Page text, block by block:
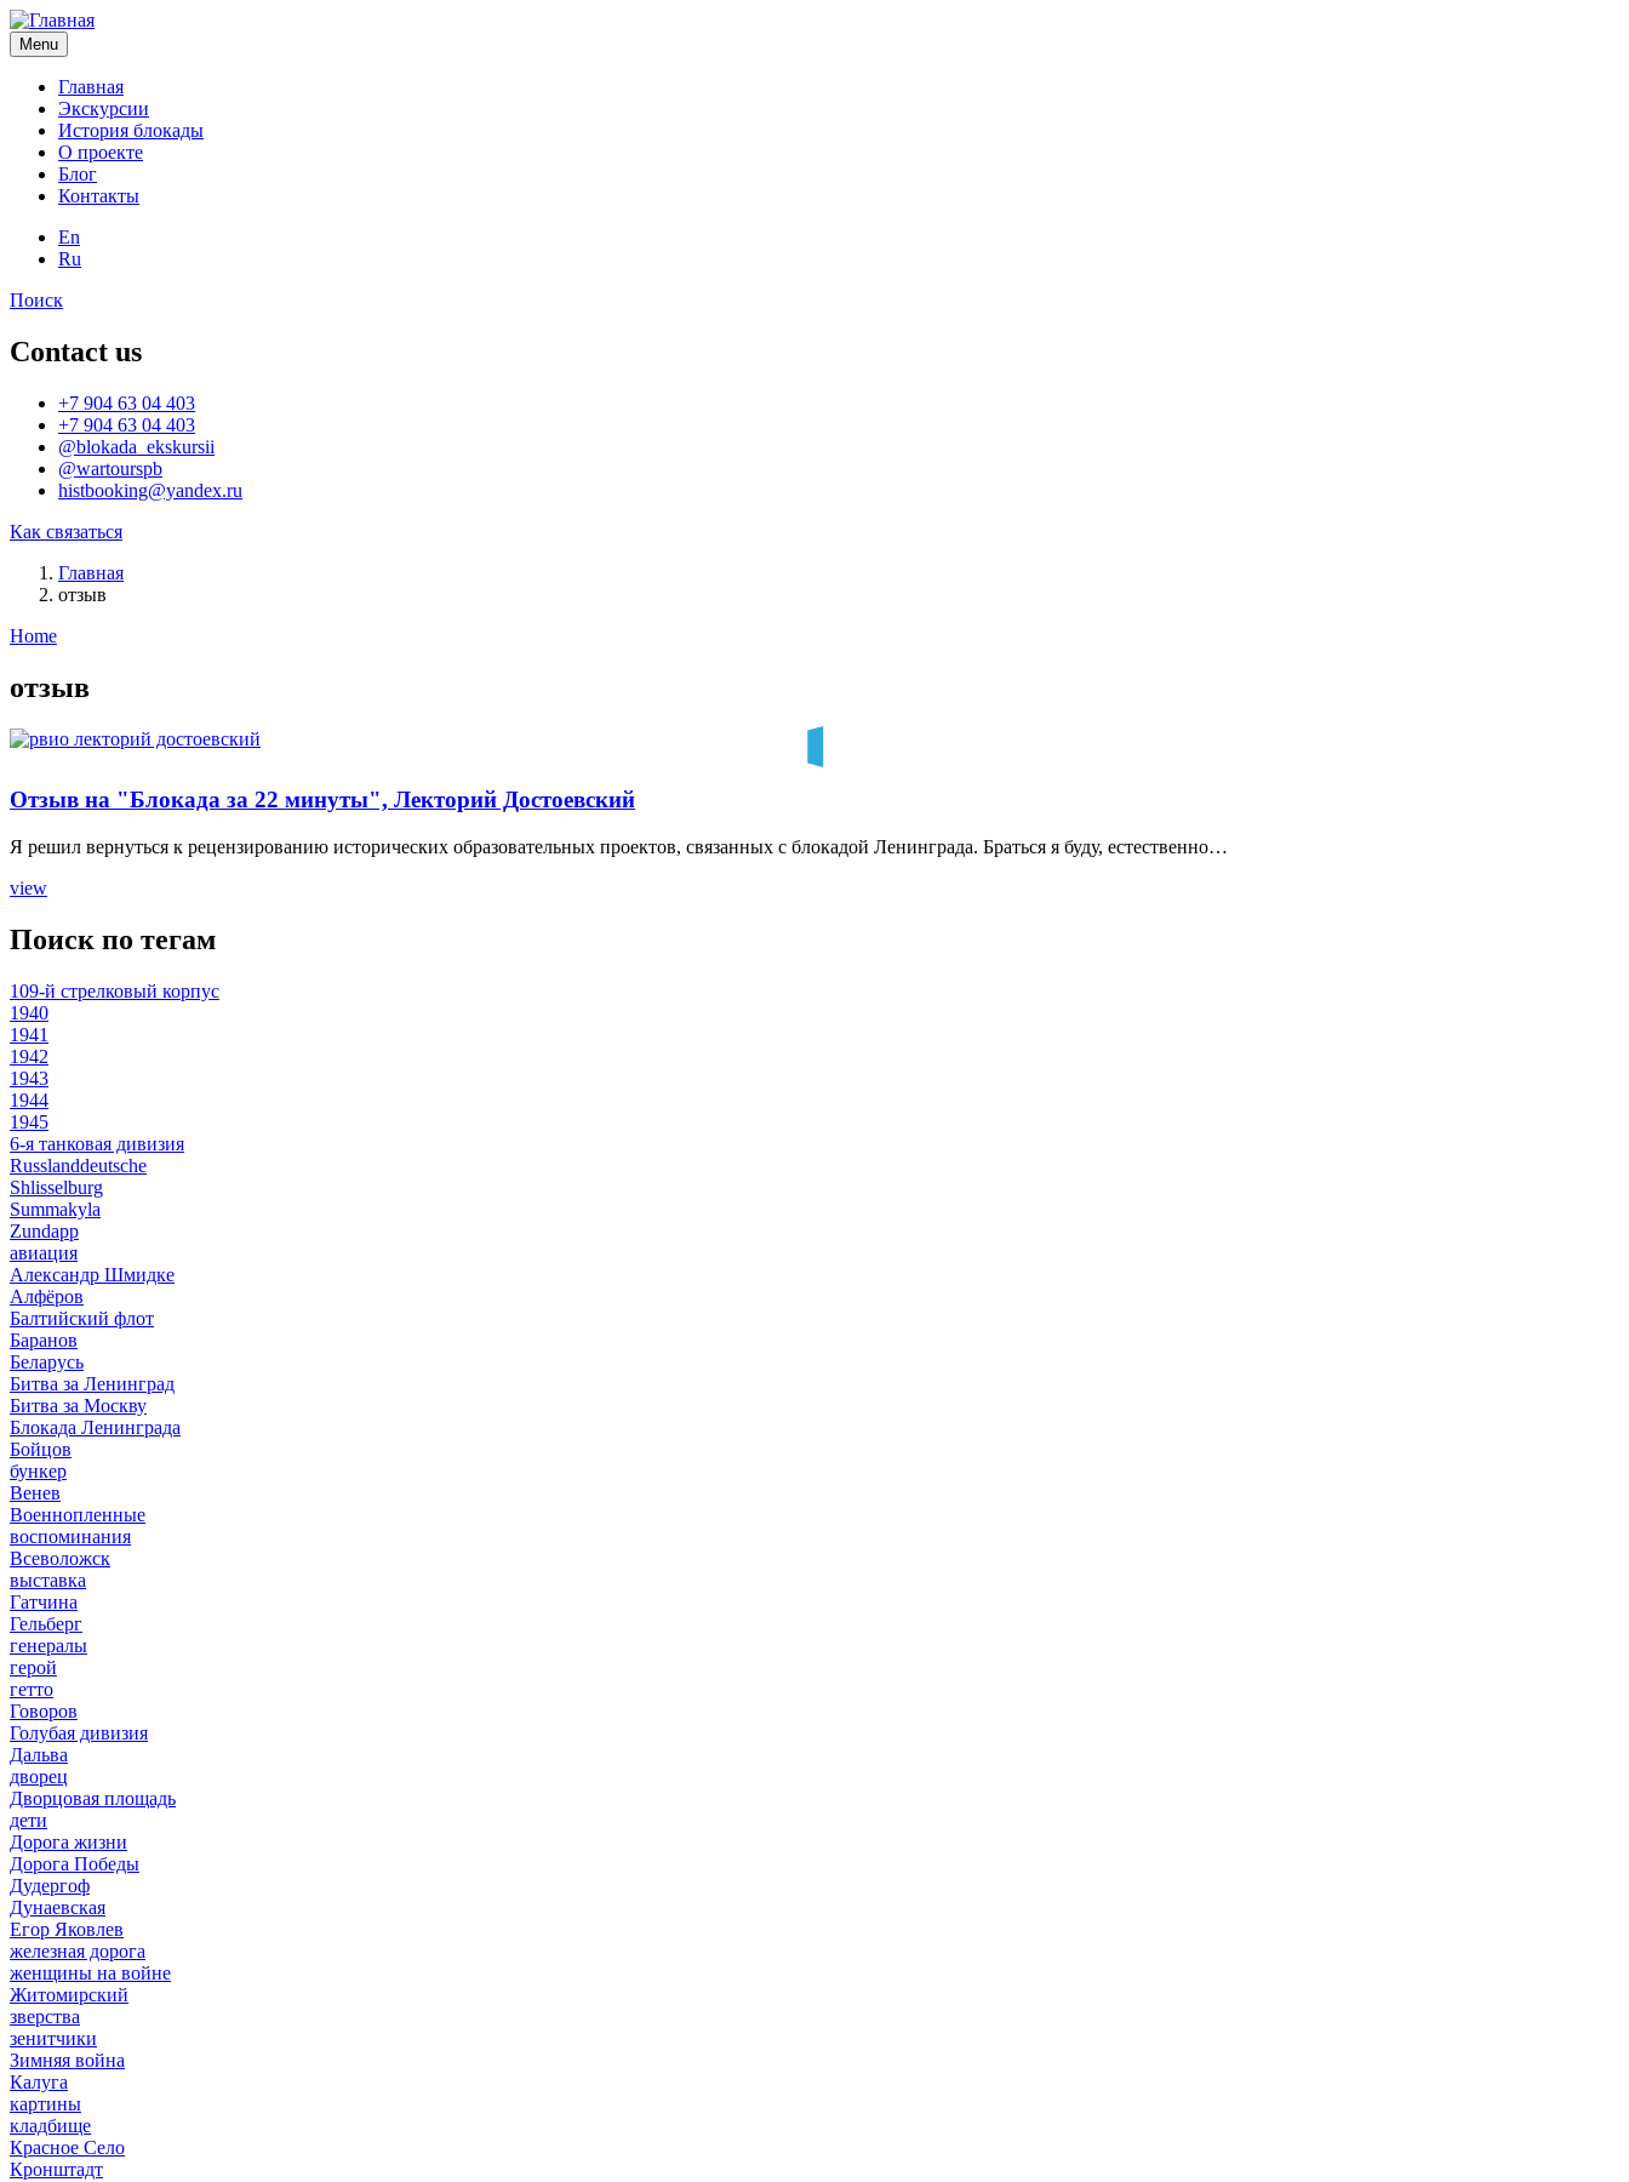
Перейти
к
основному
содержанию
Menu
Main
navigation
Главная
Экскурсии
История блокады
О проекте
Блог
Контакты
En
Ru
Поиск
Contact us
+7 904 63 04 403
+7 904 63 04 403
@blokada_ekskursii
@wartourspb
histbooking@yandex.ru
Как связаться
Строка
навигации
Главная
отзыв
Home
отзыв
Отзыв на "Блокада за 22 минуты", Лекторий Достоевский
Я решил вернуться к рецензированию исторических образовательных проектов, связанных с блокадой Ленинграда. Браться я буду, естественно…
view
Поиск по тегам
109-й стрелковый корпус
1940
1941
1942
1943
1944
1945
6-я танковая дивизия
Russlanddeutsche
Shlisselburg
Summakyla
Zundapp
авиация
Александр Шмидке
Алфёров
Балтийский флот
Баранов
Беларусь
Битва за Ленинград
Битва за Москву
Блокада Ленинграда
Бойцов
бункер
Венев
Военнопленные
воспоминания
Всеволожск
выставка
Гатчина
Гельберг
генералы
герой
гетто
Говоров
Голубая дивизия
Дальва
дворец
Дворцовая площадь
дети
Дорога жизни
Дорога Победы
Дудергоф
Дунаевская
Егор Яковлев
железная дорога
женщины на войне
Житомирский
зверства
зенитчики
Зимняя война
Калуга
картины
кладбище
Красное Село
Кронштадт